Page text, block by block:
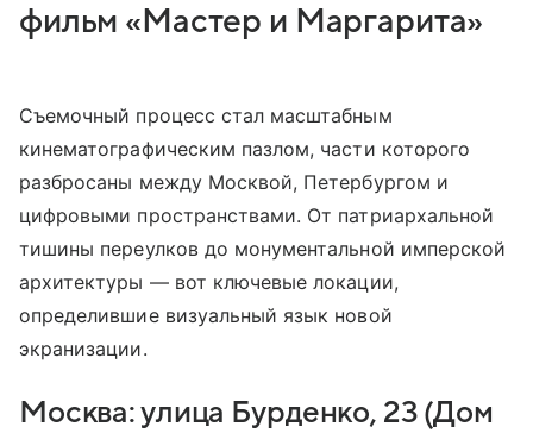
фильм «Мастер и Маргарита»
Съемочный процесс стал масштабным
кинематографическим пазлом, части которого
разбросаны между Москвой, Петербургом и
цифровыми пространствами. От патриархальной
тишины переулков до монументальной имперской
архитектуры — вот ключевые локации,
определившие визуальный язык новой
экранизации.
Москва: улица Бурденко, 23 (Дом